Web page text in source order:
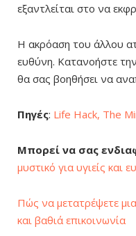
εξαντλείται στο να
Η ακρόαση του άλλου
ευθύνη. Κατανοήστε
θα σας βοηθήσει να
Πηγές: Life Hack, The
Μπορεί να σας
μυστικό για υγιείς και
Πώς να μετατρέψετε
και βαθιά επικοινωνία